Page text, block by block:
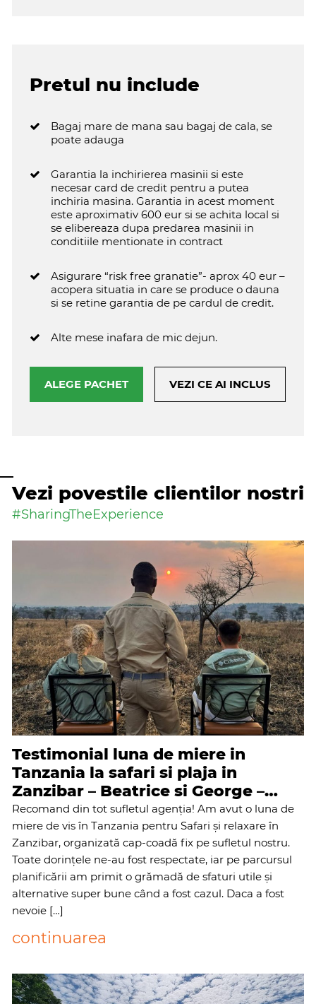
Pretul nu include
Bagaj mare de mana sau bagaj de cala, se
poate adauga
Garantia la inchirierea masinii si este
necesar card de credit pentru a putea
inchiria masina. Garantia in acest moment
este aproximativ 600 eur si se achita local si
se elibereaza dupa predarea masinii in
conditiile mentionate in contract
Asigurare “risk free granatie”- aprox 40 eur –
acopera situatia in care se produce o dauna
si se retine garantia de pe cardul de credit.
Alte mese inafara de mic dejun.
ALEGE PACHET VEZI CE AI INCLUS
Vezi povestile clientilor nostri
#SharingTheExperience
Testimonial luna de miere in
Tanzania la safari si plaja in
Zanzibar – Beatrice si George –
iunie 2026
Recomand din tot sufletul agenția! Am avut o luna de
miere de vis în Tanzania pentru Safari și relaxare în
Zanzibar, organizată cap-coadă fix pe sufletul nostru.
Toate dorințele ne-au fost respectate, iar pe parcursul
planificării am primit o grămadă de sfaturi utile și
alternative super bune când a fost cazul. ​Daca a fost
nevoie […]
continuarea